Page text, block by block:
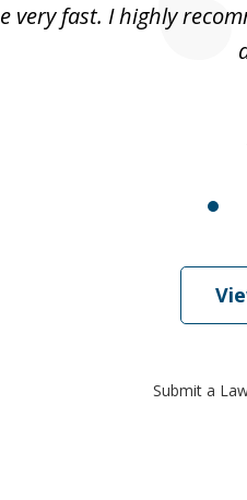
very fast. I highly
Submit a